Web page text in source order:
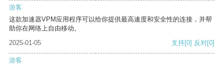
游客
这款加速器VPM应用程序可以给你提供最高速度和安全性的连接，并帮
助你在网络上自由移动。
2025-01-05
支持[0] 反对[0]
游客